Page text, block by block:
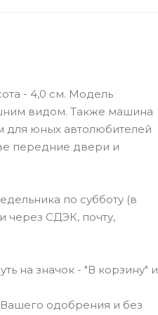
- 4,0 см. Модель
видом. Также машина
для юных автолюбителей
передние двери и
по субботу (в
через СДЭК, почту,
на значок - "В корзину" и
Вашего одобрения и без